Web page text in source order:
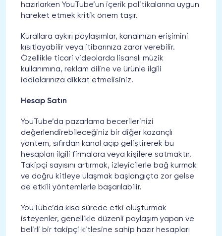
hazırlarken YouTube’un içerik politikalarına uygun
hareket etmek kritik önem taşır.
Kurallara aykırı paylaşımlar, kanalınızın erişimini
kısıtlayabilir veya itibarınıza zarar verebilir.
Özellikle ticari videolarda lisanslı müzik
kullanımına, reklam diline ve ürünle ilgili
iddialarınıza dikkat etmelisiniz.
Hesap Satın
YouTube’da pazarlama becerilerinizi
değerlendirebileceğiniz bir diğer kazançlı
yöntem, sıfırdan kanal açıp geliştirerek bu
hesapları ilgili firmalara veya kişilere satmaktır.
Takipçi sayısını artırmak, izleyicilerle bağ kurmak
ve doğru kitleye ulaşmak başlangıçta zor gelse
de etkili yöntemlerle başarılabilir.
YouTube’da kısa sürede etki oluşturmak
isteyenler, genellikle düzenli paylaşım yapan ve
belirli bir takipçi kitlesine sahip hazır hesapları